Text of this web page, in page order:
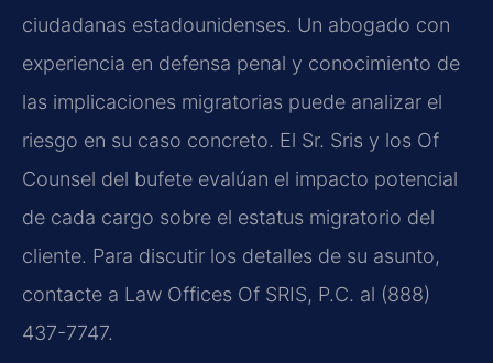
ciudadanas estadounidenses. Un abogado con
experiencia en defensa penal y conocimiento de
las implicaciones migratorias puede analizar el
riesgo en su caso concreto. El Sr. Sris y los Of
Counsel del bufete evalúan el impacto potencial
de cada cargo sobre el estatus migratorio del
cliente. Para discutir los detalles de su asunto,
contacte a Law Offices Of SRIS, P.C. al (888)
437-7747.